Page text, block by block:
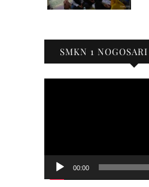
SMKN 1
00:00